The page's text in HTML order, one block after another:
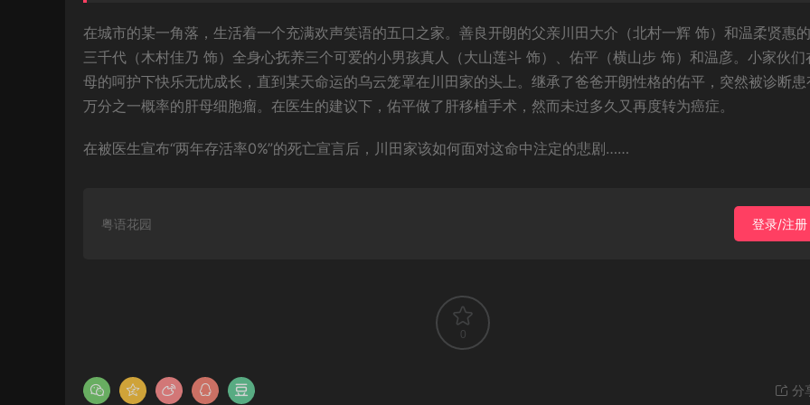
在城市的某一角落，生活着一个充满欢声笑语的五口之家。善良开朗的父亲川田大介（北村一辉 饰）和温柔贤惠
三千代（木村佳乃 饰）全身心抚养三个可爱的小男孩真人（大山莲斗 饰）、佑平（横山步 饰）和温彦。小家伙们
母的呵护下快乐无忧成长，直到某天命运的乌云笼罩在川田家的头上。继承了爸爸开朗性格的佑平，突然被诊断患
万分之一概率的肝母细胞瘤。在医生的建议下，佑平做了肝移植手术，然而未过多久又再度转为癌症。
在被医生宣布“两年存活率0%”的死亡宣言后，川田家该如何面对这命中注定的悲剧……
粤语花园 登录/注册
0
分